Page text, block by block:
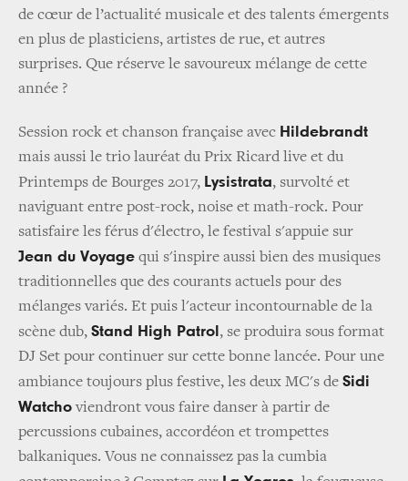
de cœur de l’actualité musicale et des talents émergents
en plus de plasticiens, artistes de rue, et autres
surprises. Que réserve le savoureux mélange de cette
année ?
Session rock et chanson française avec Hildebrandt
mais aussi le trio lauréat du Prix Ricard live et du
Printemps de Bourges 2017, Lysistrata, survolté et
naviguant entre post-rock, noise et math-rock. Pour
satisfaire les férus d'électro, le festival s'appuie sur
Jean du Voyage qui s'inspire aussi bien des musiques
traditionnelles que des courants actuels pour des
mélanges variés. Et puis l'acteur incontournable de la
scène dub, Stand High Patrol , se produira sous format
DJ Set pour continuer sur cette bonne lancée. Pour une
ambiance toujours plus festive, les deux MC's de Sidi
Watchoviendront vous faire danser à partir de
percussions cubaines, accordéon et trompettes
balkaniques. Vous ne connaissez pas la cumbia